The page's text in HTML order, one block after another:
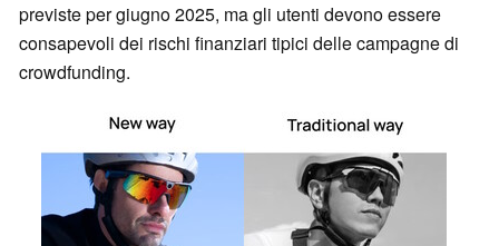
previste per giugno 2025, ma gli utenti devono essere
consapevoli dei rischi finanziari tipici delle campagne di
crowdfunding.